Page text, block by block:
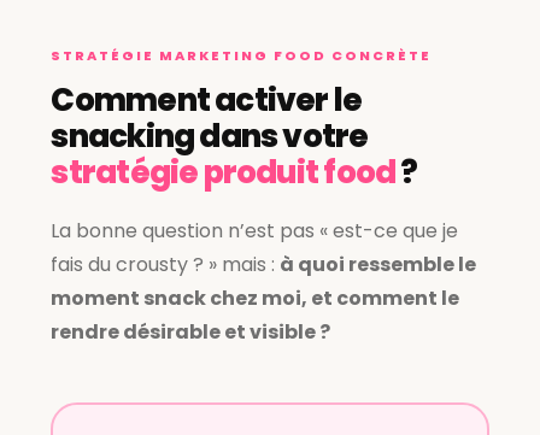
STRATÉGIE MARKETING FOOD CONCRÈTE
Comment activer le
snacking dans votre
stratégie produit food?
La bonne question n’est pas « est-ce que je
fais du crousty ? » mais : à quoi ressemble le
moment snack chez moi, et comment le
rendre désirable et visible ?